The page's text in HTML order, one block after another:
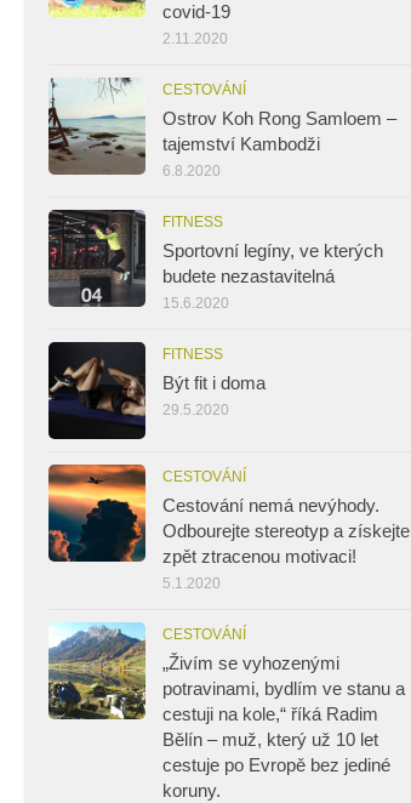
covid-19
2.11.2020
CESTOVÁNÍ
Ostrov Koh Rong Samloem –
tajemství Kambodži
6.8.2020
FITNESS
Sportovní legíny, ve kterých
budete nezastavitelná
15.6.2020
FITNESS
Být fit i doma
29.5.2020
CESTOVÁNÍ
Cestování nemá nevýhody.
Odbourejte stereotyp a získejte
zpět ztracenou motivaci!
5.1.2020
CESTOVÁNÍ
„Živím se vyhozenými
potravinami, bydlím ve stanu a
cestuji na kole,“ říká Radim
Bělín – muž, který už 10 let
cestuje po Evropě bez jediné
koruny.